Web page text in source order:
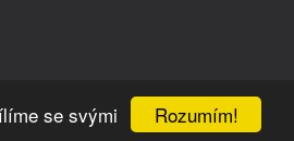
Rozumím!
se svými